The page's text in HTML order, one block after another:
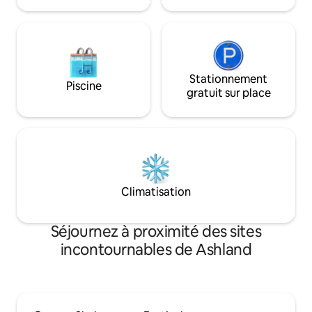
adaptateur.
Piscine
Stationnement
gratuit sur place
Climatisation
Séjournez à proximité des sites
incontournables de Ashland